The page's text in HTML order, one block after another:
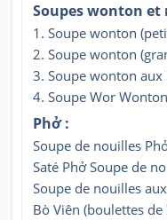
Soupes wonton et
1. Soupe wonton
2. Soupe wonton
3. Soupe wonton aux
4. Soupe Wor Wonton
Phở :
Soupe de nouilles
Saté Phở Soupe de
Soupe de nouilles
Bò Viên (boulettes